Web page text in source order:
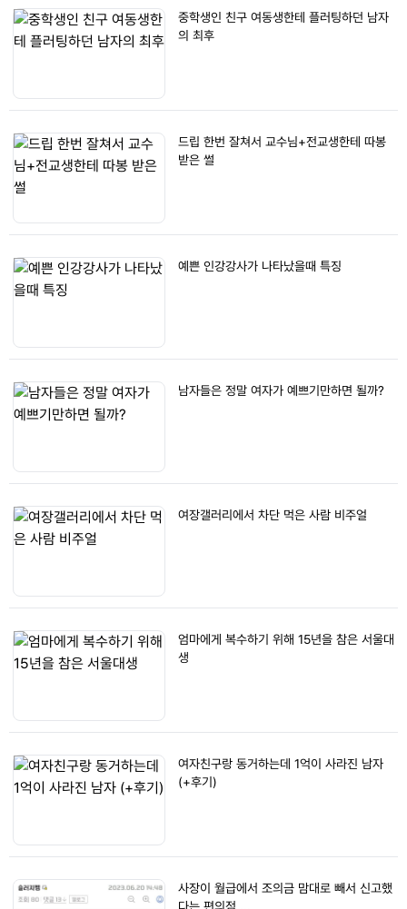
중학생인 친구 여동생한테 플러팅하던 남자
의 최후
드립 한번 잘쳐서 교수님+전교생한테 따봉
받은 썰
예쁜 인강강사가 나타났을때 특징
남자들은 정말 여자가 예쁘기만하면 될까?
여장갤러리에서 차단 먹은 사람 비주얼
엄마에게 복수하기 위해 15년을 참은 서울대
생
여자친구랑 동거하는데 1억이 사라진 남자
(+후기)
사장이 월급에서 조의금 맘대로 빼서 신고했